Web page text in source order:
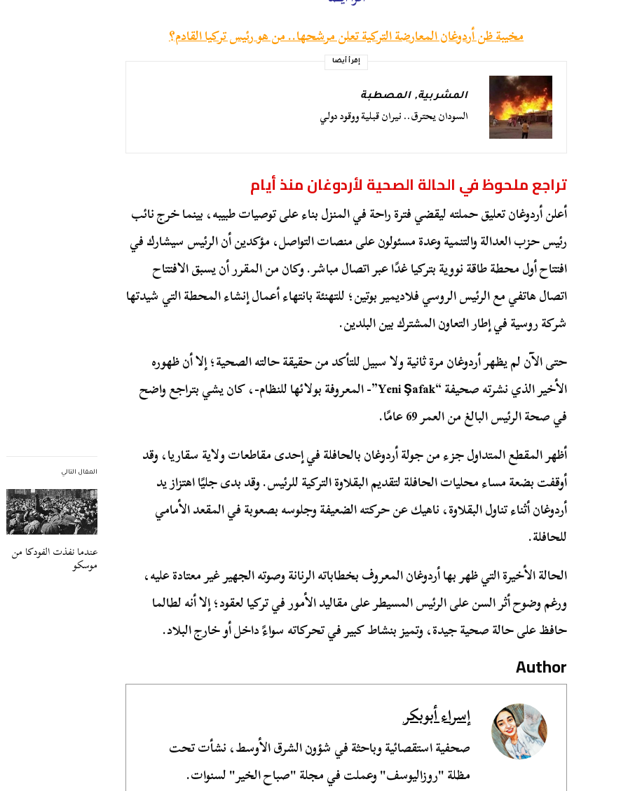
المقال التالي
عندما نفذت الفودكا من
موسكو
مخيبة ظن أردوغان المعارضة التركية تعلن مرشحها.. من هو رئيس تركيا القادم؟
إقرأ أيضا
المشربية,المصطبة
السودان يحترق.. نيران قبلية ووقود دولي
تراجع ملحوظ في الحالة الصحية لأردوغان منذ أيام
أعلن أردوغان تعليق حملته ليقضي فترة راحة في المنزل بناء على توصيات طبيبه، بينما خرج نائب
رئيس حزب العدالة والتنمية وعدة مسئولون على منصات التواصل، مؤكدين أن الرئيس سيشارك في
افتتاح أول محطة طاقة نووية بتركيا غدًا عبر اتصال مباشر. وكان من المقرر أن يسبق الافتتاح
اتصال هاتفي مع الرئيس الروسي فلاديمير بوتين؛ للتهنئة بانتهاء أعمال إنشاء المحطة التي شيدتها
شركة روسية في إطار التعاون المشترك بين البلدين.
حتى الآن لم يظهر أردوغان مرة ثانية ولا سبيل للتأكد من حقيقة حالته الصحية؛ إلا أن ظهوره
الأخير الذي نشرته صحيفة “Yeni Şafak”- المعروفة بولائها للنظام-، كان يشي بتراجع واضح
في صحة الرئيس البالغ من العمر 69 عامًا.
أظهر المقطع المتداول جزء من جولة أردوغان بالحافلة في إحدى مقاطعات ولاية سقاريا، وقد
أوقفت بضعة مساء محليات الحافلة لتقديم البقلاوة التركية للرئيس. وقد بدى جليًا اهتزاز يد
أردوغان أثناء تناول البقلاوة، ناهيك عن حركته الضعيفة وجلوسه بصعوبة في المقعد الأمامي
للحافلة.
الحالة الأخيرة التي ظهر بها أردوغان المعروف بخطاباته الرنانة وصوته الجهير غير معتادة عليه،
ورغم وضوح أثر السن على الرئيس المسيطر على مقاليد الأمور في تركيا لعقود؛ إلا أنه لطالما
حافظ على حالة صحية جيدة، وتميز بنشاط كبير في تحركاته سواءً داخل أو خارج البلاد.
Author
إسراء أبوبكر
صحفية استقصائية وباحثة في شؤون الشرق الأوسط، نشأت تحت
مظلة "روزاليوسف" وعملت في مجلة "صباح الخير" لسنوات.